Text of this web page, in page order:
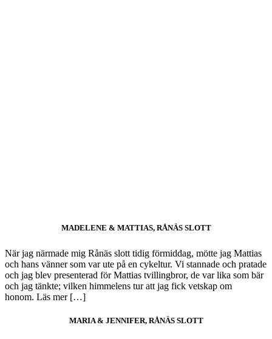
MADELENE & MATTIAS, RÅNÄS SLOTT
När jag närmade mig Rånäs slott tidig förmiddag, mötte jag Mattias
och hans vänner som var ute på en cykeltur. Vi stannade och pratade
och jag blev presenterad för Mattias tvillingbror, de var lika som bär
och jag tänkte; vilken himmelens tur att jag fick vetskap om
honom. Läs mer […]
MARIA & JENNIFER, RÅNÄS SLOTT